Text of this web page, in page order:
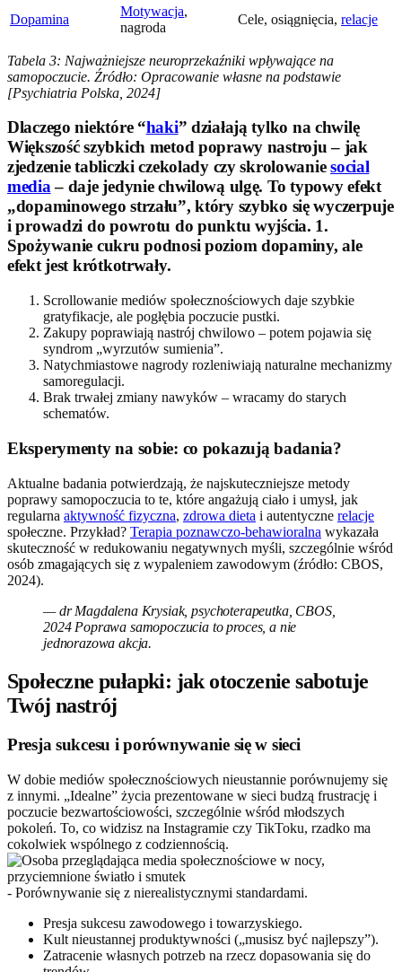
Dopamina
Motywacja,
nagroda
Cele, osiągnięcia, relacje
Tabela 3: Najważniejsze neuroprzekaźniki wpływające na
samopoczucie. Źródło: Opracowanie własne na podstawie
[Psychiatria Polska, 2024]
Dlaczego niektóre “haki” działają tylko na chwilę
Większość szybkich metod poprawy nastroju – jak
zjedzenie tabliczki czekolady czy skrolowaniesocial
media– daje jedynie chwilową ulgę. To typowy efekt
„dopaminowego strzału”, który szybko się wyczerpuje
i prowadzi do powrotu do punktu wyjścia. 1.
Spożywanie cukru podnosi poziom dopaminy, ale
efekt jest krótkotrwały.
Scrollowanie mediów społecznościowych daje szybkie
gratyfikacje, ale pogłębia poczucie pustki.
Zakupy poprawiają nastrój chwilowo – potem pojawia się
syndrom „wyrzutów sumienia”.
Natychmiastowe nagrody rozleniwiają naturalne mechanizmy
samoregulacji.
Brak trwałej zmiany nawyków – wracamy do starych
schematów.
Eksperymenty na sobie: co pokazują badania?
Aktualne badania potwierdzają, że najskuteczniejsze metody
poprawy samopoczucia to te, które angażują ciało i umysł, jak
regularna aktywność fizyczna, zdrowa dieta i autentyczne relacje
społeczne. Przykład? Terapia poznawczo-behawioralna wykazała
skuteczność w redukowaniu negatywnych myśli, szczególnie wśród
osób zmagających się z wypaleniem zawodowym (źródło: CBOS,
2024).
— dr Magdalena Krysiak, psychoterapeutka, CBOS,
2024 Poprawa samopoczucia to proces, a nie
jednorazowa akcja.
Społeczne pułapki: jak otoczenie sabotuje
Twój nastrój
Presja sukcesu i porównywanie się w sieci
W dobie mediów społecznościowych nieustannie porównujemy się
z innymi. „Idealne” życia prezentowane w sieci budzą frustrację i
poczucie bezwartościowości, szczególnie wśród młodszych
pokoleń. To, co widzisz na Instagramie czy TikToku, rzadko ma
cokolwiek wspólnego z codziennością.
- Porównywanie się z nierealistycznymi standardami.
Presja sukcesu zawodowego i towarzyskiego.
Kult nieustannej produktywności („musisz być najlepszy”).
Zatracenie własnych potrzeb na rzecz dopasowania się do